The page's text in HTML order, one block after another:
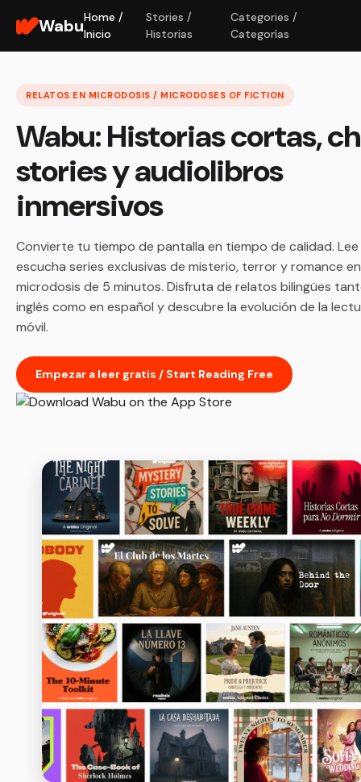
WabuHome /
Inicio
Stories /
Historias
Categories /
Categorías
RELATOS EN MICRODOSIS / MICRODOSES OF FICTION
Wabu: Historias cortas,
stories y audiolibros
inmersivos
Convierte tu tiempo de pantalla en tiempo de calidad.
escucha series exclusivas de misterio, terror y romance en
microdosis de 5 minutos. Disfruta de relatos bilingües
inglés como en español y descubre la evolución de la
móvil.
Empezar a leer gratis / Start Reading Free